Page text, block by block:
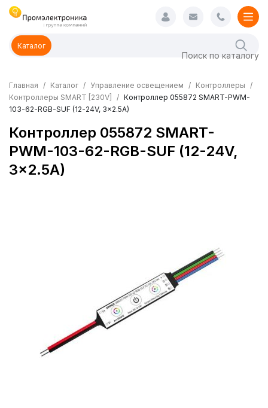
Каталог
Главная Каталог Управление освещением
Контроллеры
Контроллеры SMART [230V]
Контроллер 055872 SMART-PWM-
103-62-RGB-SUF (12-24V, 3x2.5A)
Контроллер 055872 SMART-
PWM-103-62-RGB-SUF (12-24V,
3x2.5A)